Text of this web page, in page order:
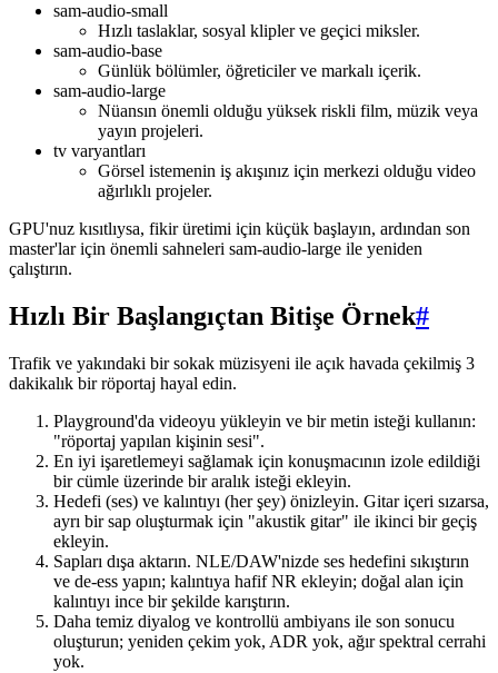
sam-audio-small
Hızlı taslaklar, sosyal klipler ve geçici miksler.
sam-audio-base
Günlük bölümler, öğreticiler ve markalı içerik.
sam-audio-large
Nüansın önemli olduğu yüksek riskli film, müzik veya
yayın projeleri.
tv varyantları
Görsel istemenin iş akışınız için merkezi olduğu video
ağırlıklı projeler.
GPU'nuz kısıtlıysa, fikir üretimi için küçük başlayın, ardından son
master'lar için önemli sahneleri sam-audio-large ile yeniden
çalıştırın.
Hızlı Bir Başlangıçtan Bitişe Örnek#
Trafik ve yakındaki bir sokak müzisyeni ile açık havada çekilmiş 3
dakikalık bir röportaj hayal edin.
Playground'da videoyu yükleyin ve bir metin isteği kullanın:
"röportaj yapılan kişinin sesi".
En iyi işaretlemeyi sağlamak için konuşmacının izole edildiği
bir cümle üzerinde bir aralık isteği ekleyin.
Hedefi (ses) ve kalıntıyı (her şey) önizleyin. Gitar içeri sızarsa,
ayrı bir sap oluşturmak için "akustik gitar" ile ikinci bir geçiş
ekleyin.
Sapları dışa aktarın. NLE/DAW'nizde ses hedefini sıkıştırın
ve de-ess yapın; kalıntıya hafif NR ekleyin; doğal alan için
kalıntıyı ince bir şekilde karıştırın.
Daha temiz diyalog ve kontrollü ambiyans ile son sonucu
oluşturun; yeniden çekim yok, ADR yok, ağır spektral cerrahi
yok.